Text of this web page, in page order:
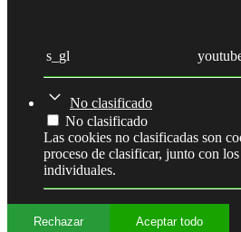
s_gl
No clasificado
No clasificado
Las cookies no clasificadas son
proceso de clasificar, junto con
individuales.
Rechazar Aceptar todo